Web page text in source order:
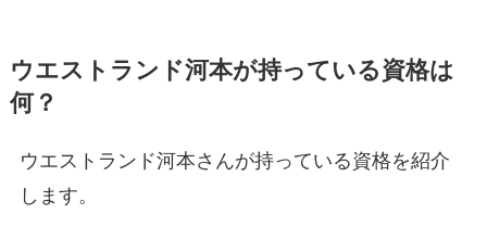
ウエストランド河本が持っている資格は
何？
ウエストランド河本さんが持っている資格を紹介
します。